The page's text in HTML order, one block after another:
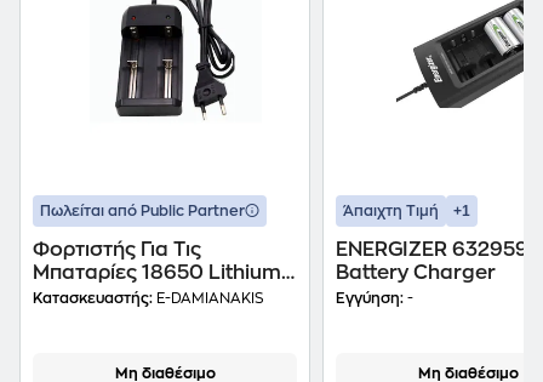
Πωλείται από Public Partner
Φορτιστής Για Τις
Μπαταρίες 18650 Lithium-
ion Hg-1210lix Oem
Κατασκευαστής: E-DAMIANAKIS
Μη διαθέσιμο
Άπαιχτη Τιμή +1
ENERGIZER 632959
Battery Charger
Εγγύηση: -
Μη διαθέσιμο